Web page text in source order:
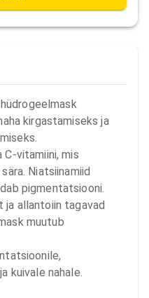
kirgastamiseks ja
C-vitamiini, mis
Niatsiinamiid
pigmentatsiooni.
ja allantoiin tagavad
muutub
kuivale nahale.